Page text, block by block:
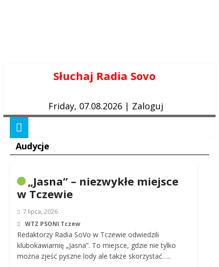
Słuchaj Radia Sovo
Friday, 07.08.2026 | Zaloguj
Audycje
„Jasna” – niezwykłe miejsce
w Tczewie
7 lipca, 2026
WTZ PSONI Tczew
Redaktorzy Radia SoVo w Tczewie odwiedzili
klubokawiarnię „Jasna”. To miejsce, gdzie nie tylko
można zjeść pyszne lody ale także skorzystać…..